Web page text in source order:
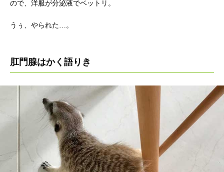
ので、洋服が分泌液でベットリ。
うぅ、やられた…。
肛門腺はかく語りき